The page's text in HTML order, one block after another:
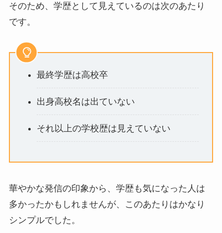
そのため、学歴として見えているのは次のあたり
です。
最終学歴は高校卒
出身高校名は出ていない
それ以上の学校歴は見えていない
華やかな発信の印象から、学歴も気になった人は
多かったかもしれませんが、このあたりはかなり
シンプルでした。